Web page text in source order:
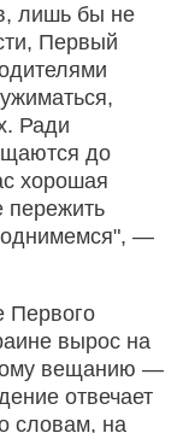
лишь бы не
Первый
Ради
до
хорошая
пережить
—
Первого
вырос на
вещанию —
отвечает
словам, на